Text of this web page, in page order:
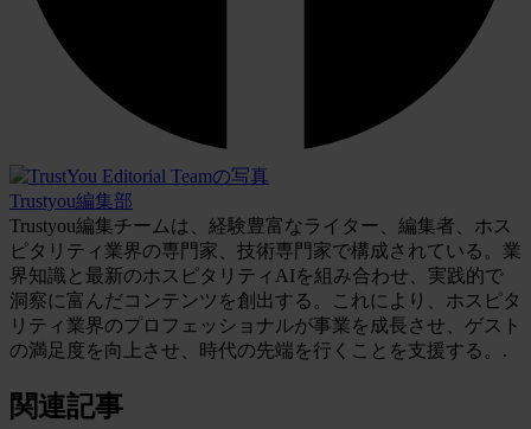
Trustyou編集部
Trustyou編集チームは、経験豊富なライター、編集者、ホス
ピタリティ業界の専門家、技術専門家で構成されている。業
界知識と最新のホスピタリティAIを組み合わせ、実践的で
洞察に富んだコンテンツを創出する。これにより、ホスピタ
リティ業界のプロフェッショナルが事業を成長させ、ゲスト
の満足度を向上させ、時代の先端を行くことを支援する。.
関連記事